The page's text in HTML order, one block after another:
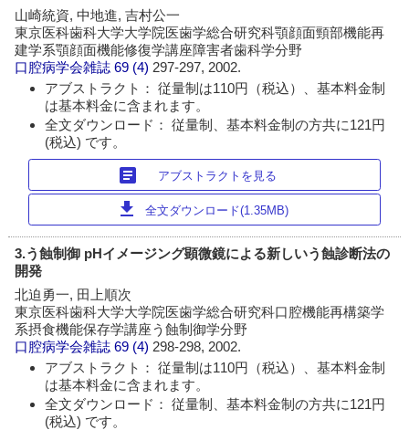
山崎統資, 中地進, 吉村公一
東京医科歯科大学大学院医歯学総合研究科顎顔面頸部機能再
建学系顎顔面機能修復学講座障害者歯科学分野
口腔病学会雑誌 69 (4)297-297, 2002.
アブストラクト： 従量制は110円（税込）、基本料金制
は基本料金に含まれます。
全文ダウンロード： 従量制、基本料金制の方共に121円
(税込) です。
article アブストラクトを見る
download 全文ダウンロード(1.35MB)
3.う蝕制御 pHイメージング顕微鏡による新しいう蝕診断法の
開発
北迫勇一, 田上順次
東京医科歯科大学大学院医歯学総合研究科口腔機能再構築学
系摂食機能保存学講座う蝕制御学分野
口腔病学会雑誌 69 (4) 298-298, 2002.
アブストラクト： 従量制は110円（税込）、基本料金制
は基本料金に含まれます。
全文ダウンロード： 従量制、基本料金制の方共に121円
(税込) です。